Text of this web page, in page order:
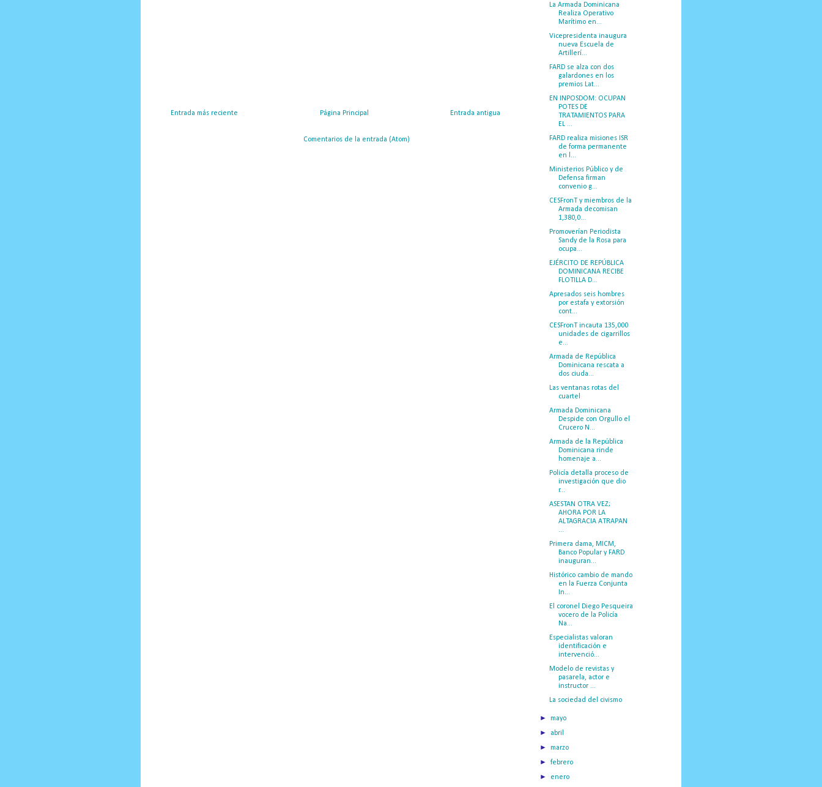
Entrada más reciente Entrada antigua
Página Principal
Comentarios de la entrada (Atom)
La Armada Dominicana
Realiza Operativo
Marítimo en...
Vicepresidenta inaugura
nueva Escuela de
Artillerí...
FARD se alza con dos
galardones en los
premios Lat...
EN INPOSDOM: OCUPAN
POTES DE
TRATAMIENTOS PARA
EL ...
FARD realiza misiones ISR
de forma permanente
en l...
Ministerios Público y de
Defensa firman
convenio g...
CESFronT y miembros de la
Armada decomisan
1,380,0...
Promoverían Periodista
Sandy de la Rosa para
ocupa...
EJÉRCITO DE REPÚBLICA
DOMINICANA RECIBE
FLOTILLA D...
Apresados seis hombres
por estafa y extorsión
cont...
CESFronT incauta 135,000
unidades de cigarrillos
e...
Armada de República
Dominicana rescata a
dos ciuda...
Las ventanas rotas del
cuartel
Armada Dominicana
Despide con Orgullo el
Crucero N...
Armada de la República
Dominicana rinde
homenaje a...
Policía detalla proceso de
investigación que dio
r...
ASESTAN OTRA VEZ;
AHORA POR LA
ALTAGRACIA ATRAPAN
...
Primera dama, MICM,
Banco Popular y FARD
inauguran...
Histórico cambio de mando
en la Fuerza Conjunta
In...
El coronel Diego Pesqueira
vocero de la Policía
Na...
Especialistas valoran
identificación e
intervenció...
Modelo de revistas y
pasarela, actor e
instructor ...
La sociedad del civismo
►mayo
► abril
►marzo
►febrero
► enero